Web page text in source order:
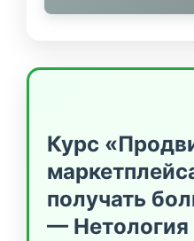
Курс
получать
— Нетология